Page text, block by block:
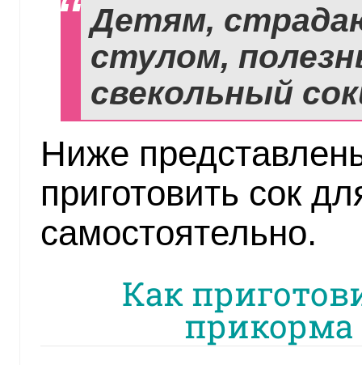
Детям,
стулом,
свекольный
Ниже
приготовить сок
самостоятельно.
Как
прикорма